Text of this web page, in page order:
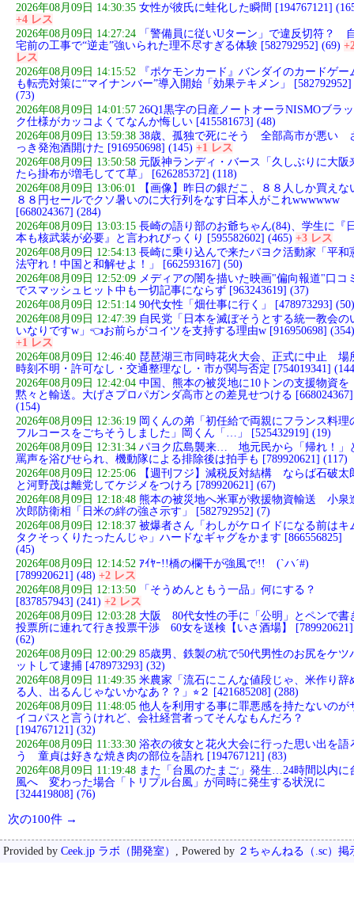
2026年08月09日 14:30:35 女性が彼氏に蛙化した瞬間 [194767121]
+4 レス
2026年08月09日 14:27:24
「警備員に従いUターン」で違反切符？
宅前の工事で“逆走”強いられた理不尽すぎる体験 [582792952] (69)
レス
2026年08月09日 14:15:52
『ポケモンカード』バンダイのカードゲー
も転売対策に“マイナンバー”導入開始「効果テキメン」 [582792952]
(73)
2026年08月09日 14:01:57 26Q1黒字の日産ノートオーラNISMOブラッ
ク仕様がカッコよくてなんか悔しい [415581673] (48)
2026年08月09日 13:59:38 38歳、孤独で死にそう 全部高市が悪い
っき発泡酒開けた [916950698] (145) +1 レス
2026年08月09日 13:50:58 元阪神ランディ・バース「久しぶりに大阪
たら掛布が増毛してて草」 [626285372] (118)
2026年08月09日 13:06:01
【画像】昨日の銀だこ、８８人しか買えな
８８円セールでクソ暑いのに大行列をなす日本人がこれwwwwww
[668024367] (284)
2026年08月09日 13:03:15 長崎の語り部のお爺ちゃん(84)、学生に『
本も核武装が必要』と言われびっくり [595582602] (465) +3 レス
2026年08月09日 12:54:13 長崎に乗り込んで来たパヨク活動家「平和
法守れ！中国と和解せよ！」 [662593167] (50)
2026年08月09日 12:52:09 メディアの闇を描いた映画"偏向報道"口コ
でスマッシュヒット中も一切記事にならず [963243619] (37)
2026年08月09日 12:51:14 90代女性「畑仕事に行く」 [478973293] (50)
2026年08月09日 12:47:39 自民党「日本を滅ぼそうとする統一教会の
いなりですw」👈お前らがコイツを支持する理由w [916950698] (354)
+1 レス
2026年08月09日 12:46:40 琵琶湖三市同時花火大会、正式に中止 場
時刻不明・許可なし・交通整理なし・市が関与否定 [754019341]
2026年08月09日 12:42:04 中国、熊本の被災地に10トンの支援物資を
黙々と輸送。大げさプロパガンダ高市との差見せつける [668024367]
(154)
2026年08月09日 12:36:19 岡くんの弟「初任給で両親にフランス料理
フルコースをごちそうしました」岡くん「…」 [525432919] (19)
2026年08月09日 12:31:34 パヨク広島襲来… 地元民から「帰れ！」
罵声を浴びせられ、機動隊による排除後は拍手も [789920621] (117)
2026年08月09日 12:25:06
【週刊フジ】減税反対結構 ならば石破太
と河野茂は離党してケジメをつけろ [789920621] (67)
2026年08月09日 12:18:48 熊本の被災地へ米軍が救援物資輸送 小泉
次郎防衛相「日米の絆の強さ示す」 [582792952] (7)
2026年08月09日 12:18:37 被爆者さん「わしがケロイドになる前はキ
タクそっくりたったんじゃ」ハードなギャグをかます [866556825]
(45)
2026年08月09日 12:14:52 ｱｲﾔｰ!!橋の欄干が強風で!! (`ハ´#)
[789920621] (48) +2 レス
2026年08月09日 12:13:50
「そうめんともう一品」何にする？
[837857943] (241) +2 レス
2026年08月09日 12:03:28 大阪 80代女性の手に「公明」とペンで書
投票所に連れて行き投票干渉 60女を送検【いさ酒場】 [789920621]
(62)
2026年08月09日 12:00:29 85歳男、鉄製の杭で50代男性のお尻をケツ
ットして逮捕 [478973293] (32)
2026年08月09日 11:49:35 米農家「流石にこんな値段じゃ、米作り辞
る人、出るんじゃないかなあ？？」⭐︎２ [421685208] (288)
2026年08月09日 11:48:05 他人を利用する事に罪悪感を持たないのが
イコパスと言うけれど、会社経営者ってそんなもんだろ？
[194767121] (32)
2026年08月09日 11:33:30 浴衣の彼女と花火大会に行った思い出を語
う 童貞は好きな焼き肉の部位を語れ [194767121] (83)
2026年08月09日 11:19:48 また「台風のたまご」発生…24時間以内に
風へ 変わった場合「トリプル台風」が同時に発生する状況に
[324419808] (76)
次の100件 →
Provided by Ceek.jp ラボ（開発室） , Powered by ２ちゃんねる（.sc）掲